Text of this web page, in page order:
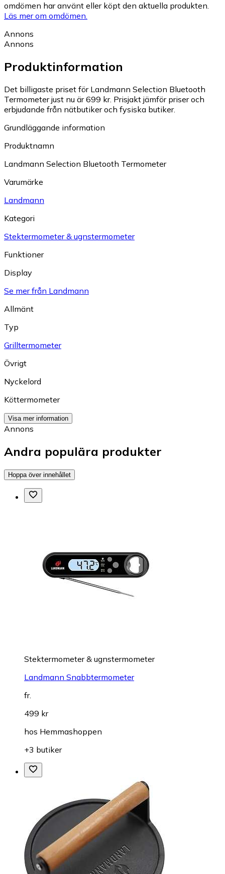
omdömen har använt eller köpt den aktuella produkten.
Läs mer om omdömen.
Annons
Annons
Produktinformation
Det billigaste priset för Landmann Selection Bluetooth
Termometer just nu är 699 kr. Prisjakt jämför priser och
erbjudande från nätbutiker och fysiska butiker.
Grundläggande information
Produktnamn
Landmann Selection Bluetooth Termometer
Varumärke
Landmann
Kategori
Stektermometer & ugnstermometer
Funktioner
Display
Se mer från Landmann
Allmänt
Typ
Grilltermometer
Övrigt
Nyckelord
Köttermometer
Visa mer information
Annons
Andra populära produkter
Hoppa över innehållet
Stektermometer & ugnstermometer
Landmann Snabbtermometer
fr.
499 kr
hos Hemmashoppen
+3 butiker